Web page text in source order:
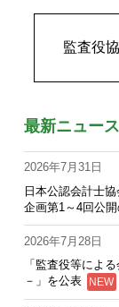
監査役
最新ニュース
2026年7月31日
日本公認会計士
企画第1～4回公
2026年7月28日
「監査役等によ
－」を公表